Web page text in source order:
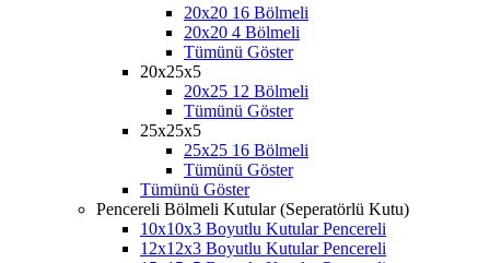
20x20 16 Bölmeli
20x20 4 Bölmeli
Tümünü Göster
20x25x5
20x25 12 Bölmeli
Tümünü Göster
25x25x5
25x25 16 Bölmeli
Tümünü Göster
Tümünü Göster
Pencereli Bölmeli Kutular (Seperatörlü Kutu)
10x10x3 Boyutlu Kutular Pencereli
12x12x3 Boyutlu Kutular Pencereli